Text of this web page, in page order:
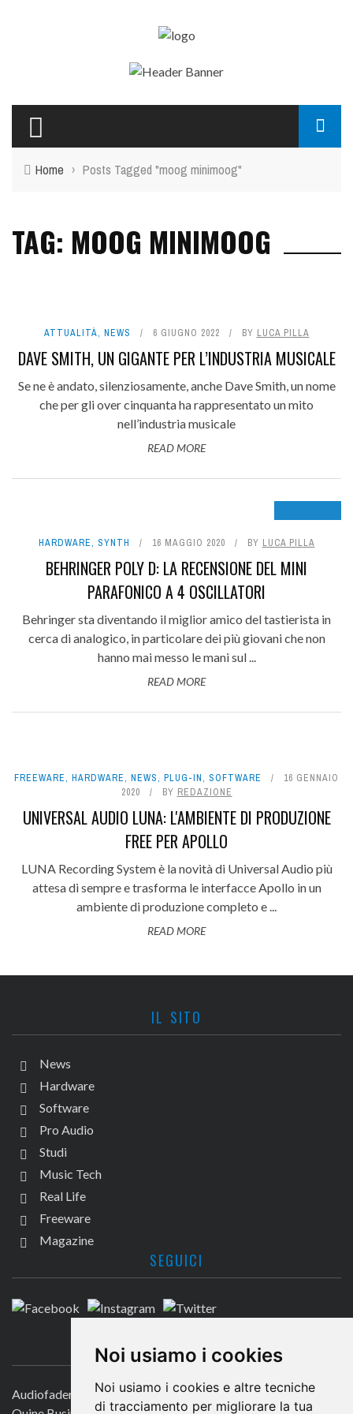
Noi usiamo i cookies
Noi usiamo i cookies e altre tecniche
di tracciamento per migliorare la tua
Home › Posts Tagged "moog minimoog"
TAG: MOOG MINIMOOG
ATTUALITÀ, NEWS 6 GIUGNO 2022 BY LUCA PILLA
DAVE SMITH, UN GIGANTE PER L’INDUSTRIA MUSICALE
Se ne è andato, silenziosamente, anche Dave Smith, un nome
che per gli over cinquanta ha rappresentato un mito
nell’industria musicale
READ MORE
8.8
HARDWARE, SYNTH 16 MAGGIO 2020 BY LUCA PILLA
BEHRINGER POLY D: LA RECENSIONE DEL MINI
PARAFONICO A 4 OSCILLATORI
Behringer sta diventando il miglior amico del tastierista in
cerca di analogico, in particolare dei più giovani che non
hanno mai messo le mani sul ...
READ MORE
FREEWARE, HARDWARE, NEWS, PLUG-IN, SOFTWARE
16 GENNAIO
2020
BY REDAZIONE
UNIVERSAL AUDIO LUNA: L'AMBIENTE DI PRODUZIONE
FREE PER APOLLO
LUNA Recording System è la novità di Universal Audio più
attesa di sempre e trasforma le interfacce Apollo in un
ambiente di produzione completo e ...
READ MORE
IL SITO
News
Hardware
Software
Pro Audio
Studi
Music Tech
Real Life
Freeware
Magazine
SEGUICI
CONTATTACI
Audiofader.com